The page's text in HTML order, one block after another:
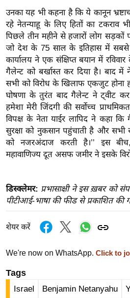
या
सा
हि
त्य
ज
ग
त
ऑ
टो
व
र्ल्ड
ब्री
फ
रं
न
ज
उनका यह भी कहना है कि ये कानून
रहे नेतन्याहू के लिए हितों का टकराव
पिछले तीन महीने से हजारों लोग सड़कों
जो देश के 75 साल के इतिहास में सबसे
कार्यालय ने एक संक्षिप्त बयान में रविवार
गैलेन्ट को बर्खास्त कर दिया है। बाद में
सभी को विरोध के खिलाफ एकजुट होना
घोषणा के तुरंत बाद गैलेन्ट ने ट्वीट कर
हमेशा मेरी जिंदगी की सर्वोच्च
विपक्ष के नेता याईर लापिद ने कहा कि
सुरक्षा को नुकसान पहुंचाती है और सभी
को नजरअंदाज करती है।’’ इस
महावाणिज्य दूत असफ जमीर ने इसके
डिस्क्लेमर: प्रभासाक्षी ने इस ख़बर को
पीटीआई-भाषा की फीड से प्रकाशित की
शेयर करें
We're now on WhatsApp. Click to
Tags
Israel Benjamin Netanyahu